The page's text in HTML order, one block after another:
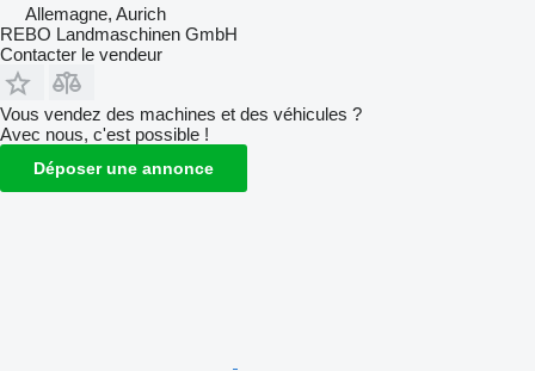
Allemagne, Aurich
REBO Landmaschinen GmbH
Contacter le vendeur
Vous vendez des machines et des véhicules ?
Avec nous, c'est possible !
Déposer une annonce